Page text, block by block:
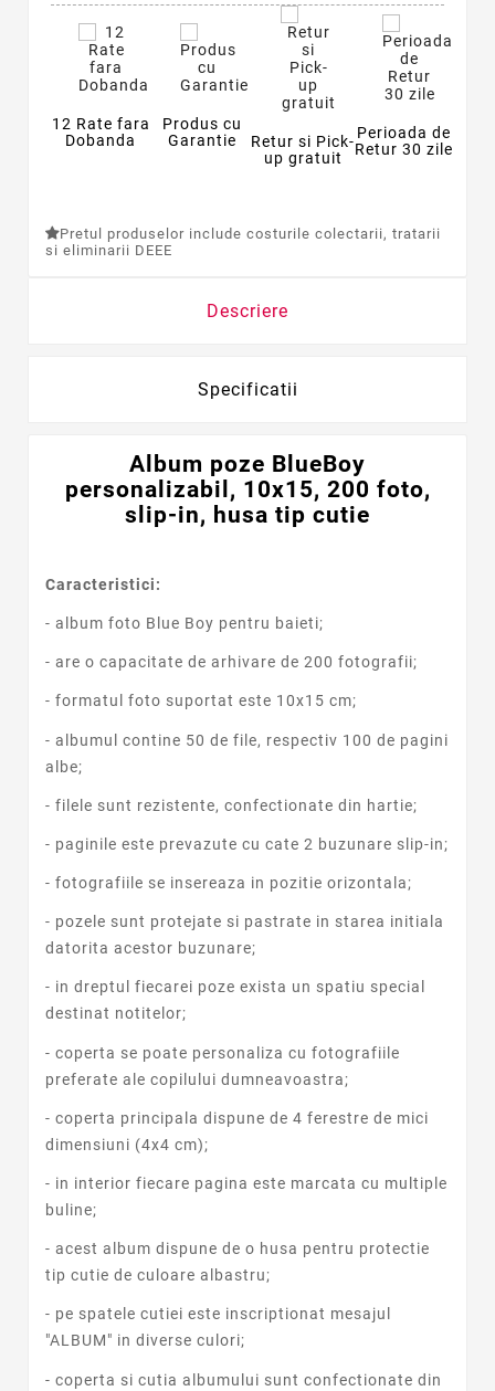
12 Rate fara
Dobanda
Produs cu
Garantie
Retur si Pick-
up gratuit
Perioada de
Retur 30 zile
Pretul produselor include costurile colectarii, tratarii
si eliminarii DEEE
Descriere
Specificatii
Album poze BlueBoy
personalizabil, 10x15, 200 foto,
slip-in, husa tip cutie
Caracteristici:
- album foto Blue Boy pentru baieti;
- are o capacitate de arhivare de 200 fotografii;
- formatul foto suportat este 10x15 cm;
- albumul contine 50 de file, respectiv 100 de pagini
albe;
- filele sunt rezistente, confectionate din hartie;
- paginile este prevazute cu cate 2 buzunare slip-in;
- fotografiile se insereaza in pozitie orizontala;
- pozele sunt protejate si pastrate in starea initiala
datorita acestor buzunare;
- in dreptul fiecarei poze exista un spatiu special
destinat notitelor;
- coperta se poate personaliza cu fotografiile
preferate ale copilului dumneavoastra;
- coperta principala dispune de 4 ferestre de mici
dimensiuni (4x4 cm);
- in interior fiecare pagina este marcata cu multiple
buline;
- acest album dispune de o husa pentru protectie
tip cutie de culoare albastru;
- pe spatele cutiei este inscriptionat mesajul
"ALBUM" in diverse culori;
- coperta si cutia albumului sunt confectionate din